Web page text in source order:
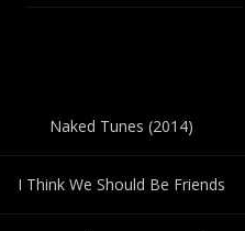
Naked Tunes (2014)
I Think We Should Be Friends